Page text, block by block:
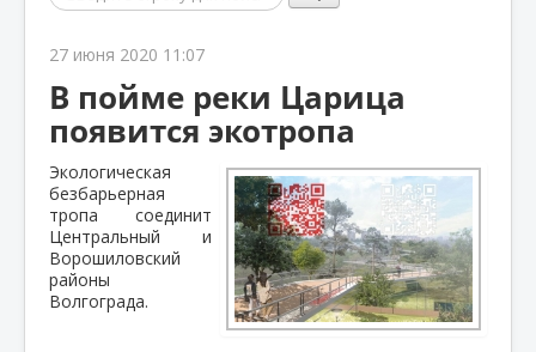
27 июня 2020 11:07
В пойме реки Царица
появится экотропа
Экологическая
безбарьерная
тропа соединит
Центральный и
Ворошиловский
районы
Волгограда.